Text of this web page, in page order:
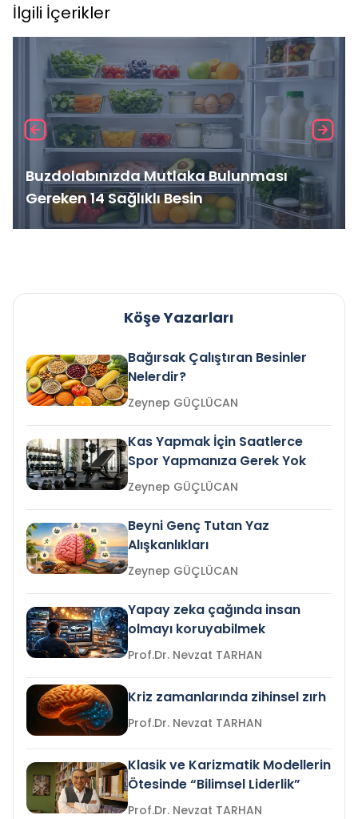
İlgili İçerikler
Buzdolabınızda Mutlaka Bulunması
Gereken 14 Sağlıklı Besin
Köşe Yazarları
Bağırsak Çalıştıran Besinler
Nelerdir?
Zeynep GÜÇLÜCAN
Kas Yapmak İçin Saatlerce
Spor Yapmanıza Gerek Yok
Zeynep GÜÇLÜCAN
Beyni Genç Tutan Yaz
Alışkanlıkları
Zeynep GÜÇLÜCAN
Yapay zeka çağında insan
olmayı koruyabilmek
Prof.Dr. Nevzat TARHAN
Kriz zamanlarında zihinsel zırh
Prof.Dr. Nevzat TARHAN
Klasik ve Karizmatik Modellerin
Ötesinde “Bilimsel Liderlik”
Prof.Dr. Nevzat TARHAN